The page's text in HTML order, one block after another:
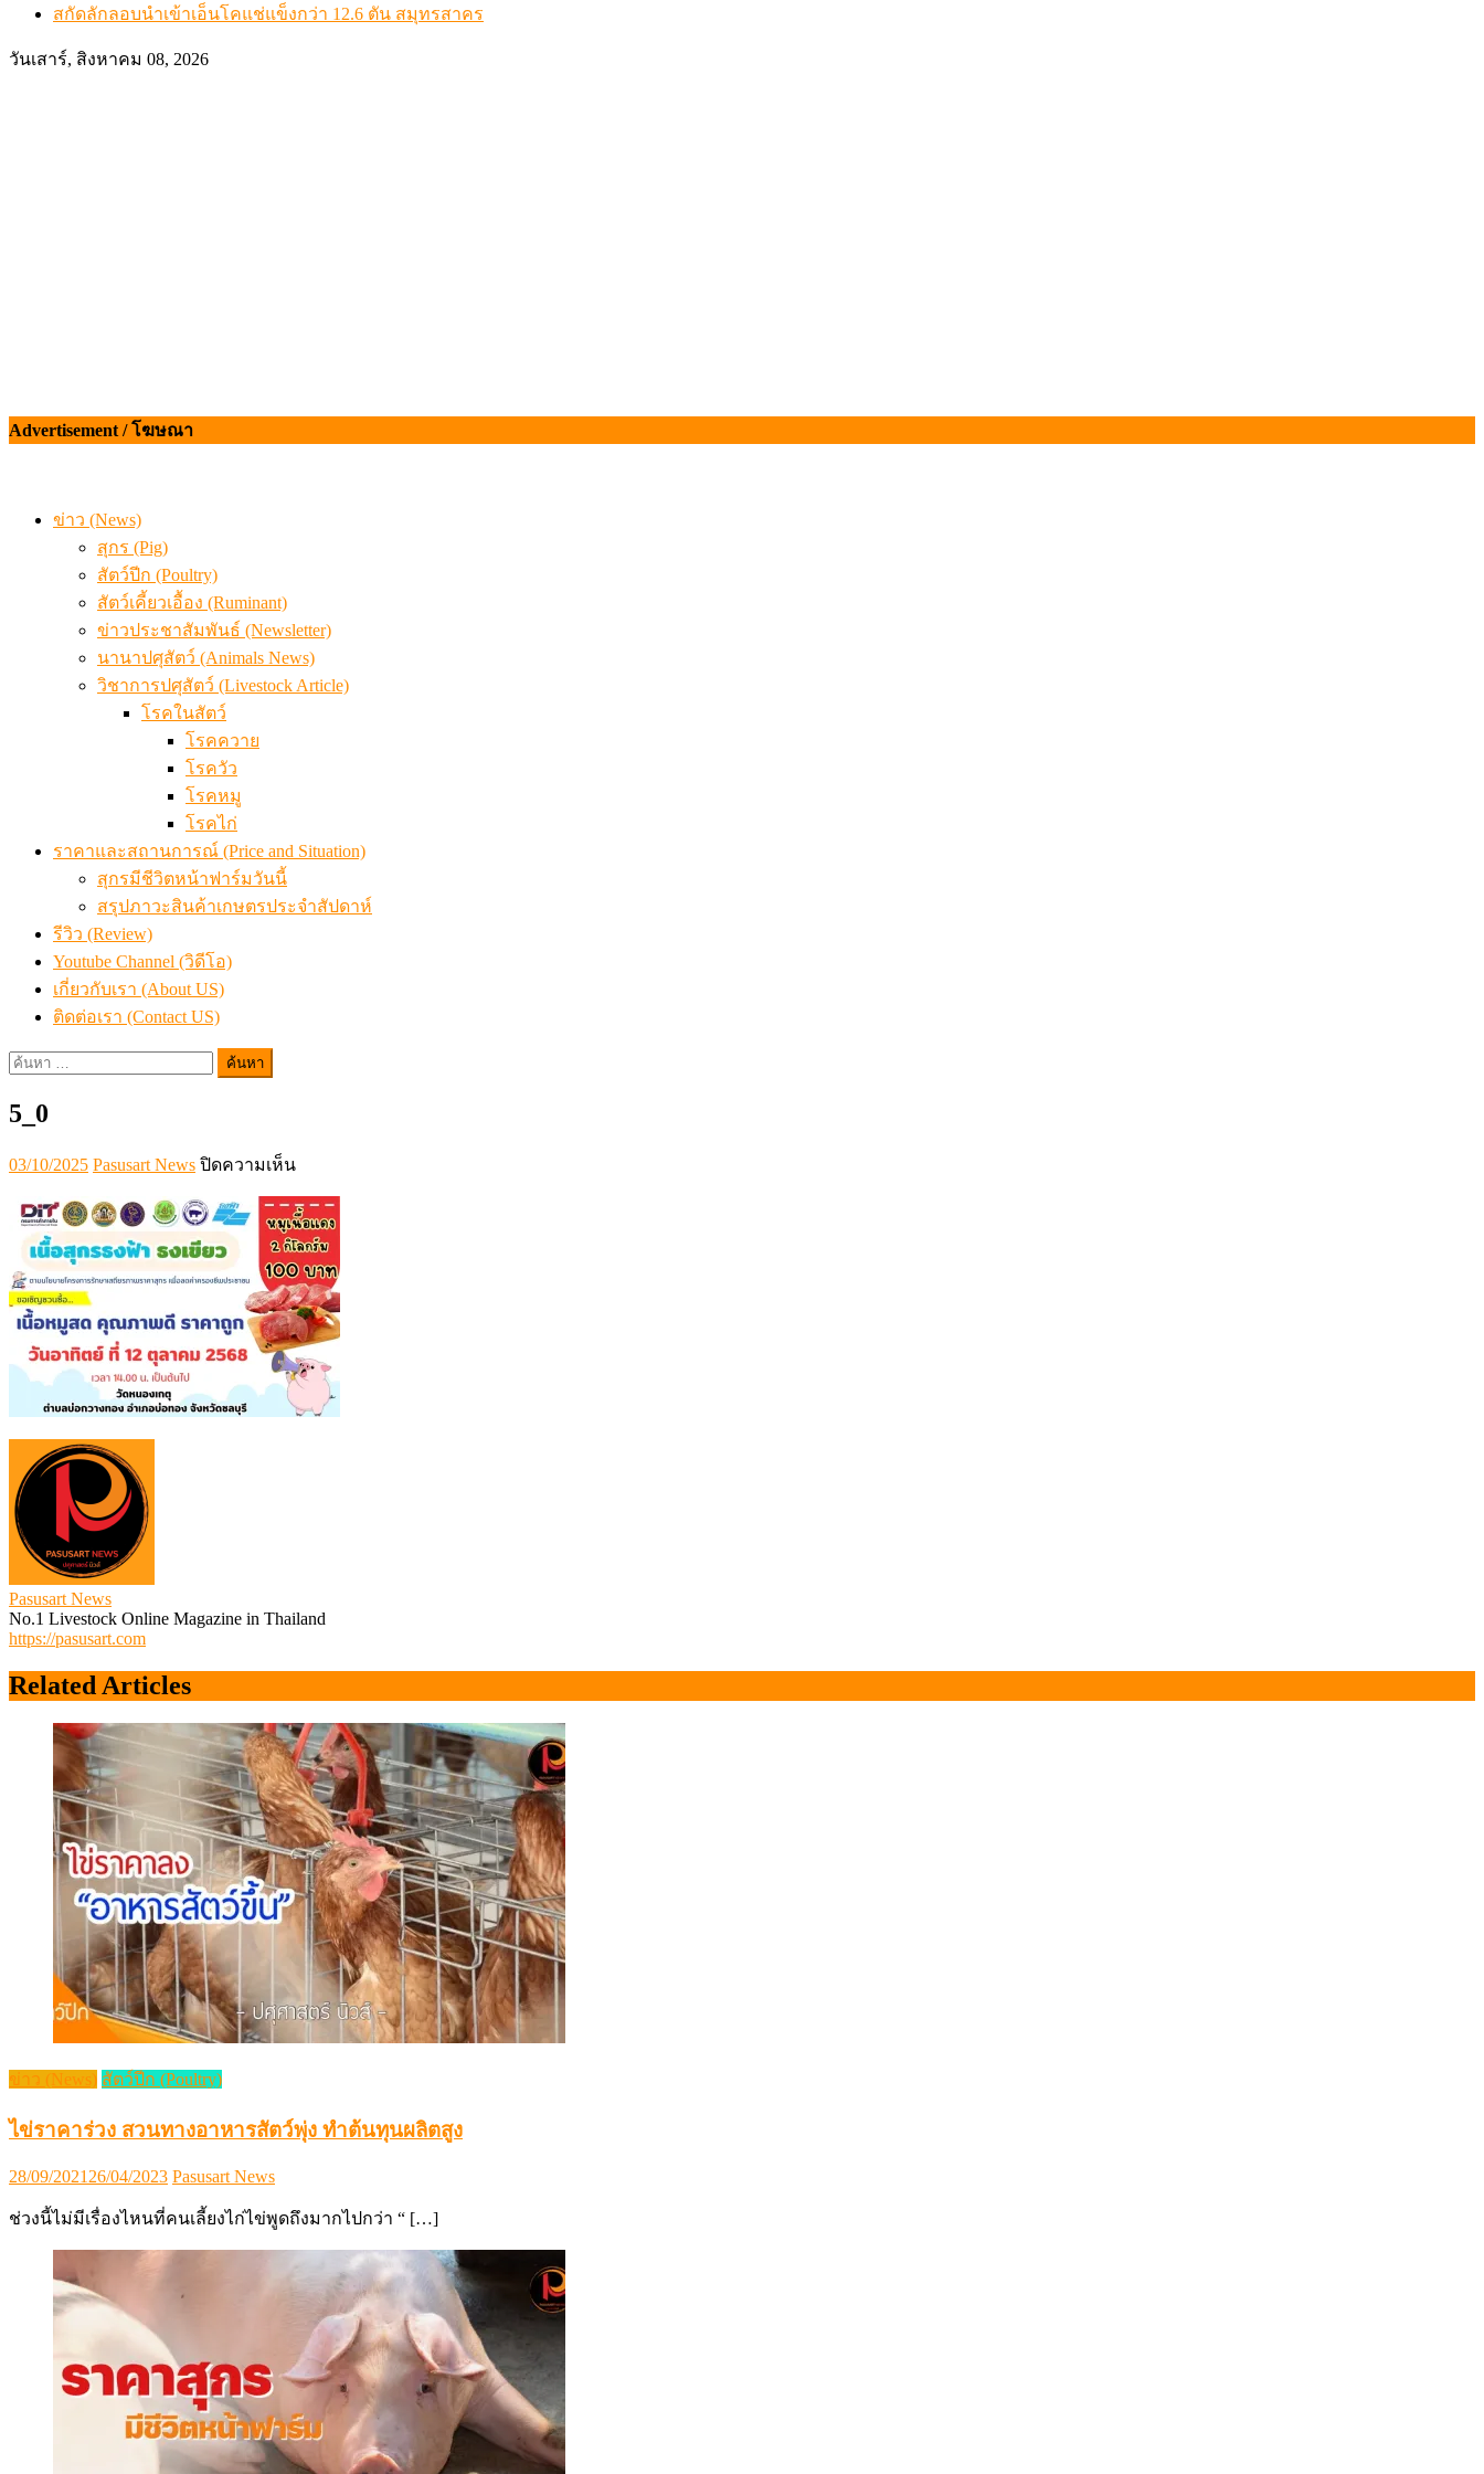
สกัดลักลอบนำเข้าเอ็นโคแช่แข็งกว่า 12.6 ตัน สมุทรสาคร
วันเสาร์, สิงหาคม 08, 2026
Advertisement / โฆษณา
ข่าว (News)
สุกร (Pig)
สัตว์ปีก (Poultry)
สัตว์เคี้ยวเอื้อง (Ruminant)
ข่าวประชาสัมพันธ์ (Newsletter)
นานาปศุสัตว์ (Animals News)
วิชาการปศุสัตว์ (Livestock Article)
โรคในสัตว์
โรคควาย
โรควัว
โรคหมู
โรคไก่
ราคาและสถานการณ์ (Price and Situation)
สุกรมีชีวิตหน้าฟาร์มวันนี้
สรุปภาวะสินค้าเกษตรประจำสัปดาห์
รีวิว (Review)
Youtube Channel (วิดีโอ)
เกี่ยวกับเรา (About US)
ติดต่อเรา (Contact US)
ค้นหา
5_0
Posted
on
03/10/2025 Author
Pasusart News ปิดความเห็นบน
Pasusart News
No.1 Livestock Online Magazine in Thailand
https://pasusart.com
Related Articles
ข่าว (News) สัตว์ปีก (Poultry)
ไข่ราคาร่วง สวนทางอาหารสัตว์พุ่ง ทำต้นทุนผลิตสูง
Posted
28/09/2021 26/04/2023 Author
Pasusart News
ช่วงนี้ไม่มีเรื่องไหนที่คนเลี้ยงไก่ไข่พูดถึงมากไปกว่า “ […]